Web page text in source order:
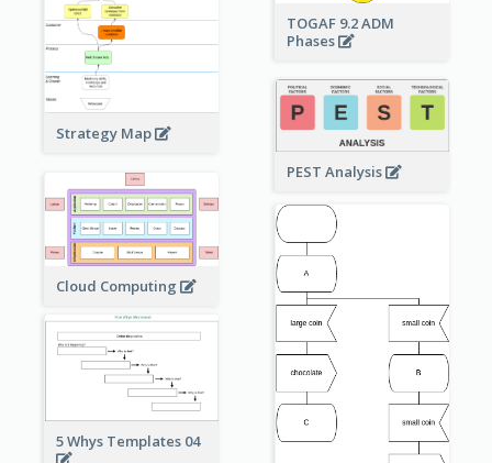
TOGAF 9.2 ADM
Phases
Strategy Map
PEST Analysis
Cloud Computing
5 Whys Templates 04